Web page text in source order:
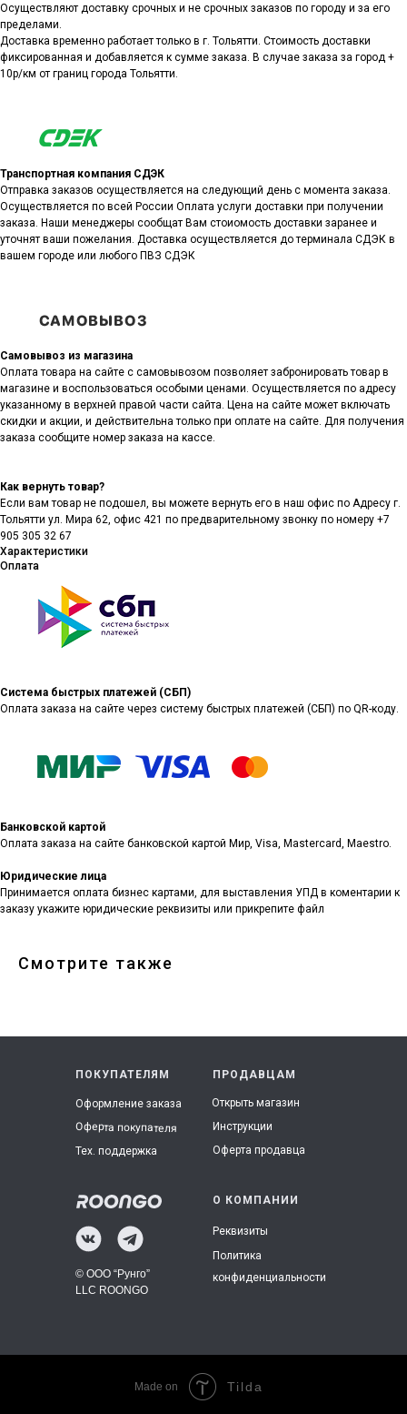
Осуществляют доставку срочных и не срочных заказов по городу и за его
пределами.
Доставка временно работает только в г. Тольятти. Стоимость доставки
фиксированная и добавляется к сумме заказа. В случае заказа за город +
10р/км от границ города Тольятти.
Транспортная компания СДЭК
Отправка заказов осуществляется на следующий день с момента заказа.
Осуществляется по всей России Оплата услуги доставки при получении
заказа. Наши менеджеры сообщат Вам стоиомость доставки заранее и
уточнят ваши пожелания. Доставка осуществляется до терминала СДЭК в
вашем городе или любого ПВЗ СДЭК
Самовывоз из магазина
Оплата товара на сайте с самовывозом позволяет забронировать товар в
магазине и воспользоваться особыми ценами. Осуществляется по адресу
указанному в верхней правой части сайта. Цена на сайте может включать
скидки и акции, и действительна только при оплате на сайте. Для получения
заказа сообщите номер заказа на кассе.
Как вернуть товар?
Если вам товар не подошел, вы можете вернуть его в наш офис по Адресу г.
Тольятти ул. Мира 62, офис 421 по предварительному звонку по номеру +7
905 305 32 67
Характеристики
Оплата
Система быстрых платежей (СБП)
Оплата заказа на сайте через систему быстрых платежей (СБП) по QR-коду.
Банковской картой
Оплата заказа на сайте банковской картой Мир, Visa, Mastercard, Maestro.
Юридические лица
Принимается оплата бизнес картами, для выставления УПД в коментарии к
заказу укажите юридические реквизиты или прикрепите файл
Смотрите также
ПРОДАВЦАМ
Оферта продавца
Инструкции
Открыть магазин
ПОКУПАТЕЛЯМ
Тех. поддержка
Оферта покупателя
Оформление заказа
О КОМПАНИИ
Политика
конфиденциальности
Реквизиты
© ООО “Рунго”
LLC ROONGO
Made on Tilda